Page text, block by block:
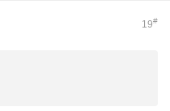
19#